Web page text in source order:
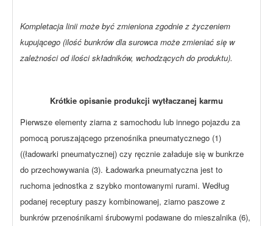
Kompletacja linii może być zmieniona zgodnie z życzeniem
kupującego (ilość bunkrów dla surowca może zmieniać się w
zależności od ilości składników, wchodzących do produktu).
Krótkie opisanie produkcji wytłaczanej karmu
Pierwsze elementy ziarna z samochodu lub innego pojazdu za
pomocą poruszającego przenośnika pneumatycznego (1)
((ładowarki pneumatycznej) czy ręcznie załaduje się w bunkrze
do przechowywania (3). Ładowarka pneumatyczna jest to
ruchoma jednostka z szybko montowanymi rurami. Według
podanej receptury paszy kombinowanej, ziarno paszowe z
bunkrów przenośnikami śrubowymi podawane do mieszalnika (6),